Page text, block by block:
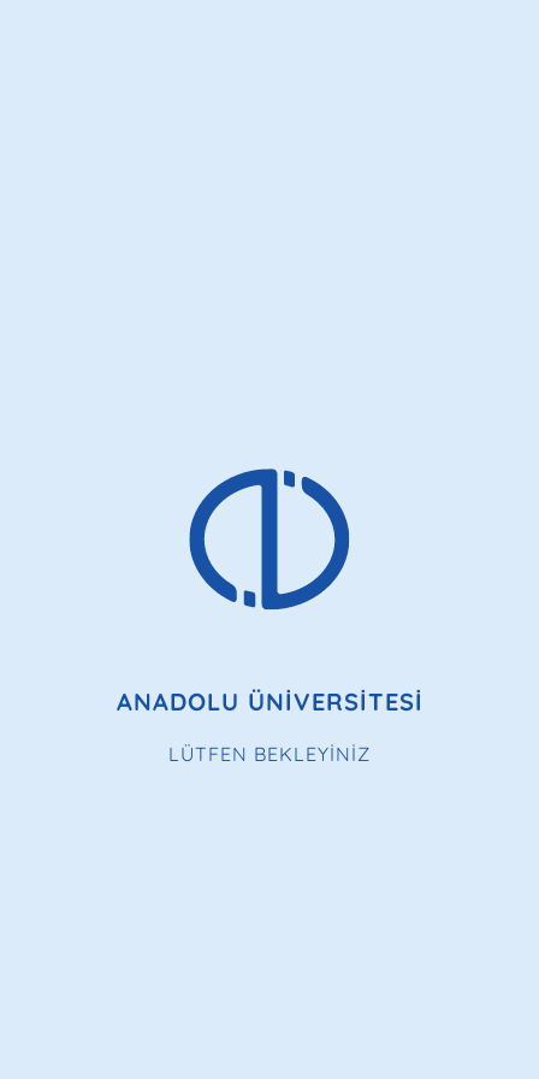
ANADOLU ÜNİVERSİTESİ
LÜTFEN BEKLEYİNİZ